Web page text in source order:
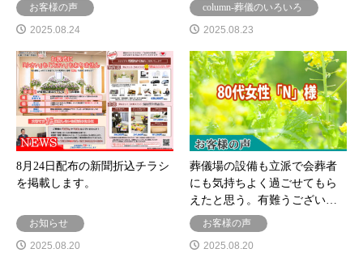
お客様の声
2025.08.24
column-葬儀のいろいろ
2025.08.23
8月24日配布の新聞折込チラシ
を掲載します。
お知らせ
2025.08.20
葬儀場の設備も立派で会葬者
にも気持ちよく過ごせてもら
えたと思う。有難うござい…
お客様の声
2025.08.20